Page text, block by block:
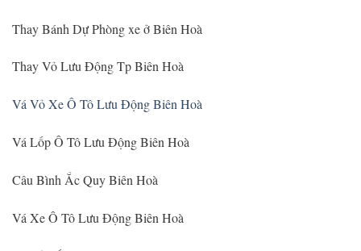
Thay Bánh Dự Phòng xe ở Biên Hoà
Thay Vỏ Lưu Động Tp Biên Hoà
Vá Vỏ Xe Ô Tô Lưu Động Biên Hoà
Vá Lốp Ô Tô Lưu Động Biên Hoà
Câu Bình Ắc Quy Biên Hoà
Vá Xe Ô Tô Lưu Động Biên Hoà